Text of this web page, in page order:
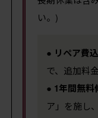
い。)
● リペア費
で、追加料
● 1年間無料
ア」を施し